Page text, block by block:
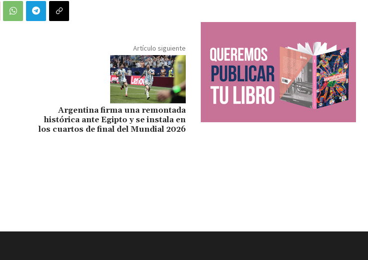
Artículo siguiente
Argentina firma una remontada
histórica ante Egipto y se instala en
los cuartos de final del Mundial 2026